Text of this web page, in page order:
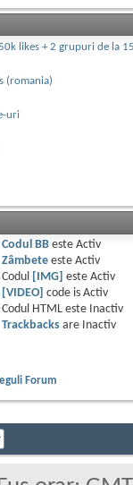
likes + 2 grupuri de la
(romania)
uri
Codul BBeste Activ
Zâmbeteeste Activ
Codul
[IMG] este Activ
[VIDEO] code is Activ
Codul HTML este
Inactiv
Trackbacksare
Inactiv
Forum